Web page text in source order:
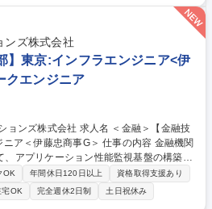
い改善・高度化の提案を期待 ・運用高度化
EN システムズア
ンズ株式会社
】東京:インフラエンジニア<伊
クエンジニア
求人名 ＜金融＞【金融技
商事G＞ 仕事の内容 金融機関
アプリケーション性能監視基盤の構築お
運用高度化の推進を担当いただきます。
バンク様向けのインフラ領域（サーバ／
する部署です。プライムベンダーとし
OK 年間休日120日以上
資格取得支援あり
宅OK 完全週休2日制 土日祝休み